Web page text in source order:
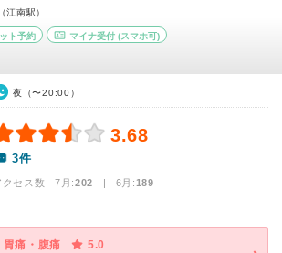
江南駅）
ト予約 マイナ受付 (スマホ可)
夜（〜20:00）
3.68
3件
クセス数 7月:202 | 6月:189
胃痛・腹痛
5.0